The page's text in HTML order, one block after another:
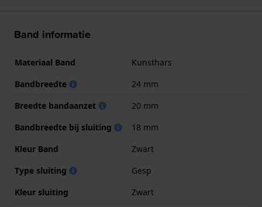
Band informatie
Materiaal Band
Kunsthars
Bandbreedte
24 mm
Breedte bandaanzet
20 mm
Bandbreedte bij sluiting
18 mm
Kleur Band
Zwart
Type sluiting
Gesp
Kleur sluiting
Zwart